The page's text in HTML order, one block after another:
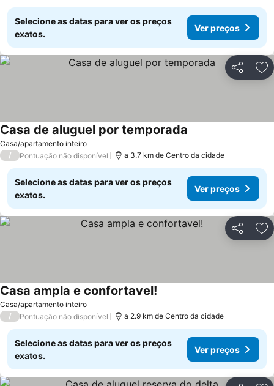
Selecione as datas para ver os preços
exatos.
Ver preços
Partilhar
Casa/apartamento inteiro
Casa de aluguel por temporada
/ Pontuação não disponível a 3.7 km de Centro da cidade
Selecione as datas para ver os preços
exatos.
Ver preços
Partilhar
Casa/apartamento inteiro
Casa ampla e confortavel!
/ Pontuação não disponível a 2.9 km de Centro da cidade
Selecione as datas para ver os preços
exatos.
Ver preços